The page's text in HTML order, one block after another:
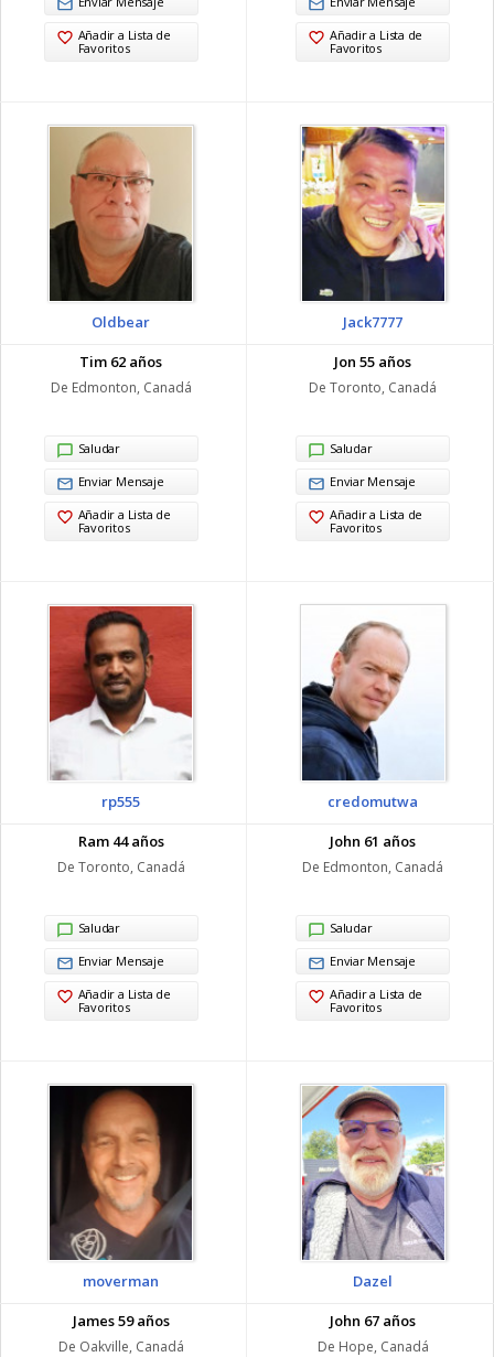
Añadir a Lista de
Favoritos
Añadir a Lista de
Favoritos
Oldbear
Tim 62 años
De Edmonton, Canadá
Saludar
Enviar Mensaje
Añadir a Lista de
Favoritos
Jack7777
Jon 55 años
De Toronto, Canadá
Saludar
Enviar Mensaje
Añadir a Lista de
Favoritos
rp555
Ram 44 años
De Toronto, Canadá
Saludar
Enviar Mensaje
Añadir a Lista de
Favoritos
credomutwa
John 61 años
De Edmonton, Canadá
Saludar
Enviar Mensaje
Añadir a Lista de
Favoritos
moverman
James 59 años
De Oakville, Canadá
Dazel
John 67 años
De Hope, Canadá